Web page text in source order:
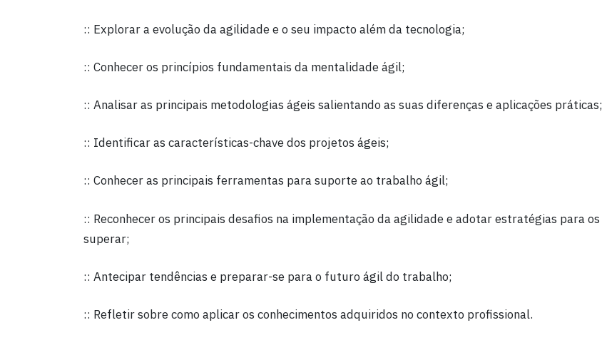
:: Explorar a evolução da agilidade e o seu impacto além da tecnologia;
:: Conhecer os princípios fundamentais da mentalidade ágil;
:: Analisar as principais metodologias ágeis salientando as suas diferenças e aplicações práticas;
:: Identificar as características-chave dos projetos ágeis;
:: Conhecer as principais ferramentas para suporte ao trabalho ágil;
:: Reconhecer os principais desafios na implementação da agilidade e adotar estratégias para os
superar;
:: Antecipar tendências e preparar-se para o futuro ágil do trabalho;
:: Refletir sobre como aplicar os conhecimentos adquiridos no contexto profissional.